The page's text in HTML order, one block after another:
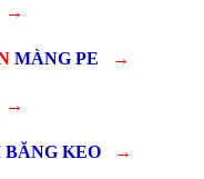
→
MÀNG PE →
→
BĂNG KEO →